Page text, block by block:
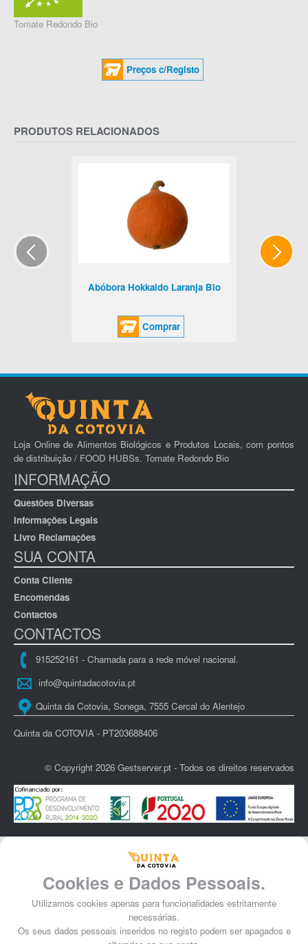
Tomate Redondo Bio
Preços c/Registo
PRODUTOS RELACIONADOS
Abóbora Hokkaido Laranja Bio
Comprar
Loja Online de Alimentos Biológicos e Produtos Locais, com pontos
de distribuição / FOOD HUBSs. Tomate Redondo Bio
INFORMAÇÃO
Questões Diversas
Informações Legais
Livro Reclamações
SUA CONTA
Conta Cliente
Encomendas
Contactos
CONTACTOS
915252161 - Chamada para a rede móvel nacional.
info@quintadacotovia.pt
Quinta da Cotovia, Sonega, 7555 Cercal do Alentejo
Quinta da COTOVIA - PT203688406
© Copyright 2026 Gestserver.pt - Todos os direitos reservados
Cookies e Dados Pessoais.
Utilizamos cookies apenas para funcionalidades estritamente
necessárias.
Os seus dados pessoais inseridos no registo podem ser apagados e